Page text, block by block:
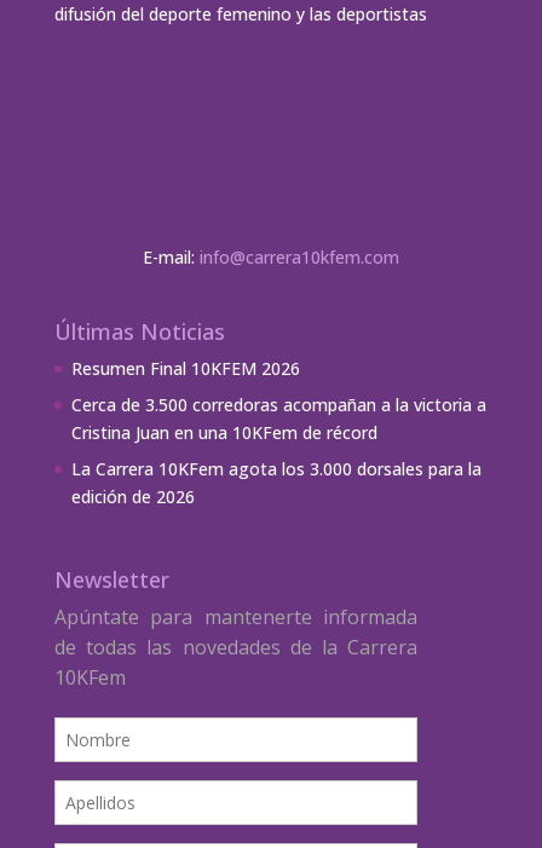
difusión del deporte femenino y las deportistas
E-mail: info@carrera10kfem.com
Últimas Noticias
Resumen Final 10KFEM 2026
Cerca de 3.500 corredoras acompañan a la victoria a
Cristina Juan en una 10KFem de récord
La Carrera 10KFem agota los 3.000 dorsales para la
edición de 2026
Newsletter